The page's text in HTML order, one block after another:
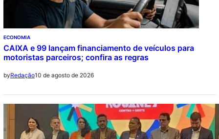
ECONOMIA
CAIXA e 99 lançam financiamento de veículos para
motoristas parceiros; confira as regras
byRedação10 de agosto de 2026